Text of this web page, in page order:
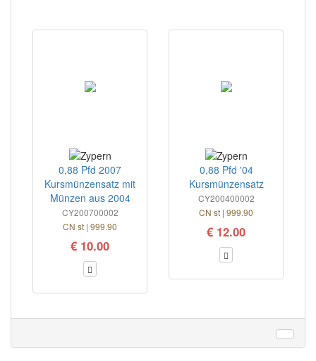
0,88 Pfd 2007
Kursmünzensatz mit
Münzen aus 2004
CY200700002
CN st | 999.90
€ 10.00
0,88 Pfd '04
Kursmünzensatz
CY200400002
CN st | 999.90
€ 12.00